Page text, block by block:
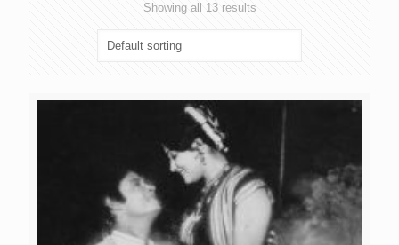
Showing all 13 results